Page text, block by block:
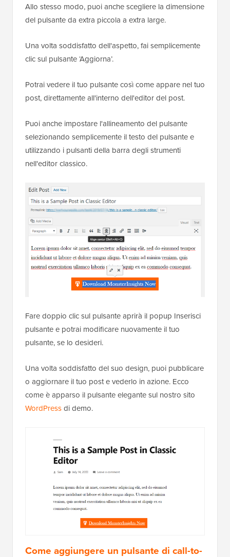
Allo stesso modo, puoi anche scegliere la dimensione
del pulsante da extra piccola a extra large.
Una volta soddisfatto dell'aspetto, fai semplicemente
clic sul pulsante ‘Aggiorna’.
Potrai vedere il tuo pulsante così come appare nel tuo
post, direttamente all'interno dell'editor del post.
Puoi anche impostare l'allineamento del pulsante
selezionando semplicemente il testo del pulsante e
utilizzando i pulsanti della barra degli strumenti
nell'editor classico.
Fare doppio clic sul pulsante aprirà il popup Inserisci
pulsante e potrai modificare nuovamente il tuo
pulsante, se lo desideri.
Una volta soddisfatto del suo design, puoi pubblicare
o aggiornare il tuo post e vederlo in azione. Ecco
come è apparso il pulsante elegante sul nostro sito
WordPressdi demo.
Come aggiungere un pulsante di call-to-